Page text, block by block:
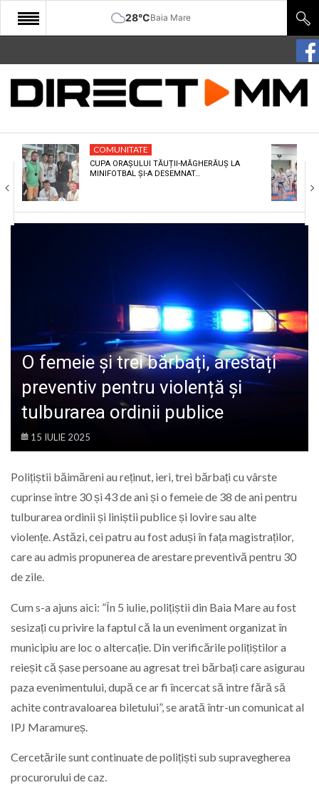
28°CBaia Mare
START
COMUNITATE
CULTURA
ECONOMIE
SANATATE
COMUNITATE
CUPA ORAȘULUI TĂUȚII-MĂGHERĂUȘ LA
MINIFOTBAL ȘI-A DESEMNAT…
O femeie și trei bărbați, arestați
preventiv pentru violență și
tulburarea ordinii publice
15 IULIE 2025
Polițiștii băimăreni au reținut, ieri, trei bărbați cu vârste
cuprinse între 30 și 43 de ani și o femeie de 38 de ani pentru
tulburarea ordinii și liniștii publice și lovire sau alte
violențe. Astăzi, cei patru au fost aduși în fața magistraților,
care au admis propunerea de arestare preventivă pentru 30
de zile.
Cum s-a ajuns aici: ”În 5 iulie, polițiștii din Baia Mare au fost
sesizați cu privire la faptul că la un eveniment organizat în
municipiu are loc o altercație. Din verificările polițiștilor a
reieșit că șase persoane au agresat trei bărbați care asigurau
paza evenimentului, după ce ar fi încercat să intre fără să
achite contravaloarea biletului”, se arată într-un comunicat al
IPJ Maramureș.
Cercetările sunt continuate de polițiști sub supravegherea
procurorului de caz.